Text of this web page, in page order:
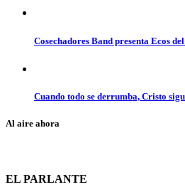
Cosechadores Band presenta Ecos
Cuando todo se derrumba, Cristo
Al aire ahora
EL PARLANTE